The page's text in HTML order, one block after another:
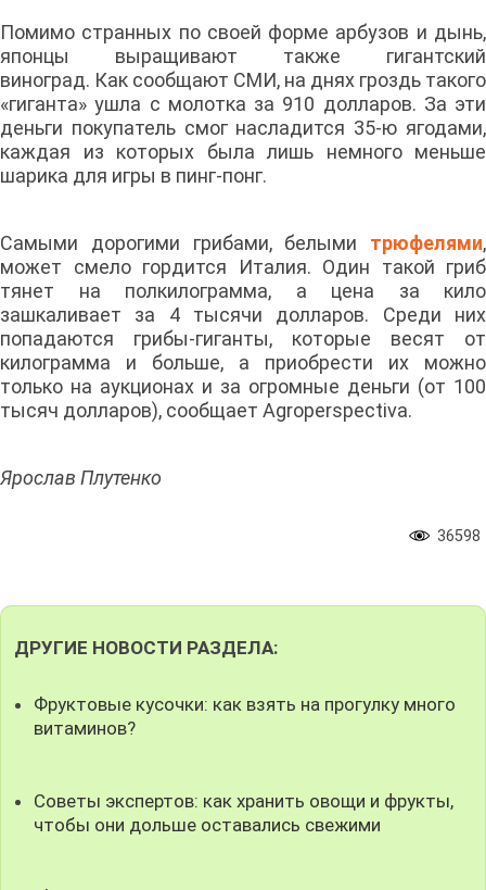
Помимо странных по своей форме арбузов и дынь,
японцы выращивают также гигантский
виноград. Как сообщают СМИ, на днях гроздь такого
«гиганта» ушла с молотка за 910 долларов. За эти
деньги покупатель смог насладится 35-ю ягодами,
каждая из которых была лишь немного меньше
шарика для игры в пинг-понг.
Самыми дорогими грибами, белыми трюфелями,
может смело гордится Италия. Один такой гриб
тянет на полкилограмма, а цена за кило
зашкаливает за 4 тысячи долларов. Среди них
попадаются грибы-гиганты, которые весят от
килограмма и больше, а приобрести их можно
только на аукционах и за огромные деньги (от 100
тысяч долларов), сообщает Agroperspectiva.
Ярослав Плутенко
36598
ДРУГИЕ НОВОСТИ РАЗДЕЛА:
Фруктовые кусочки: как взять на прогулку много
витаминов?
Советы экспертов: как хранить овощи и фрукты,
чтобы они дольше оставались свежими